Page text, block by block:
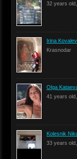
32 years
Irina
Krasnodar
Olga
41 years
Kolesnik
33 years